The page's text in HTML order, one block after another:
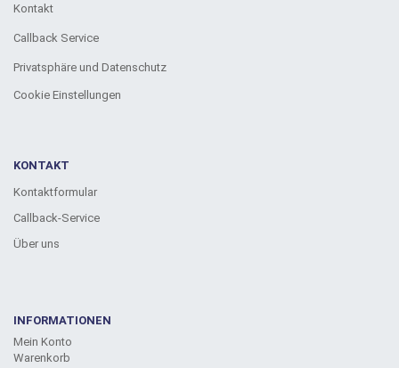
Kontakt
Callback Service
Privatsphäre und Datenschutz
Cookie Einstellungen
KONTAKT
Kontaktformular
Callback-Service
Über uns
INFORMATIONEN
Mein Konto
Warenkorb